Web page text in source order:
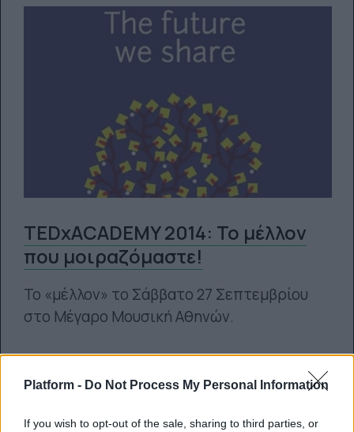
Platform - Do Not Process My Personal Information
If you wish to opt-out of the sale, sharing to third parties, or
TEDxACADEMY 2014: Το μέλλον
που μοιραζόμαστε!
Το «μέλλον» το Σάββατο 27 Σεπτεμβρίου
στο Μέγαρο Μουσική Αθηνών.
Platform team